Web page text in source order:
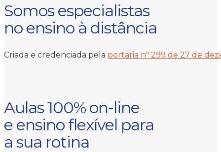
Somos especialistas
no ensino à distância
Criada e credenciada pela portaria nº 299 de 27 de
Aulas 100% on-line
e ensino flexível para
a sua rotina